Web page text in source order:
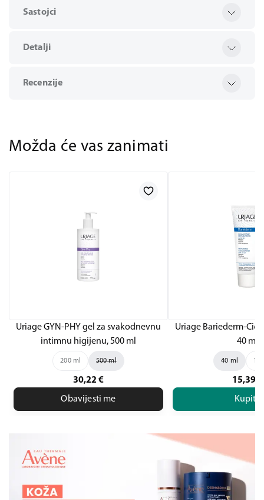
Sastojci
Detalji
Recenzije
Možda će vas zanimati
Uriage GYN-PHY gel za svakodnevnu
intimnu higijenu, 500 ml
200 ml 500 ml
30,22 €
Obavijesti me
Uriage Bariederm-
40 ml
40 ml
15,39
Kupite